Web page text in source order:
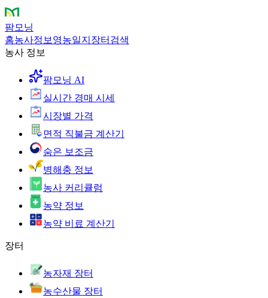
팜모닝
홈농사정보 영농일지 장터 검색
농사 정보
팜모닝 AI
실시간 경매 시세
시장별 가격
면적 직불금 계산기
숨은 보조금
병해충 정보
농사 커리큘럼
농약 정보
농약 비료 계산기
장터
농자재 장터
농수산물 장터